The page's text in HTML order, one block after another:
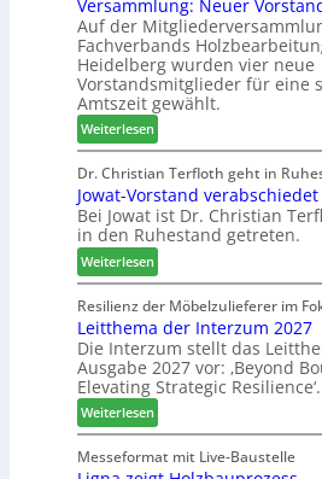
6
h
e
r
z
a
h
l
e
n
l
f
t
b
e
i
P
r
o
d
u
k
t
s
u
c
h
e
f
o
r
d
e
r
t
N
a
c
h
b
e
s
s
e
r
u
n
g
e
Versammlung: Neuer
Auf der
Fachverbands
Heidelberg wurden vier neue
Vorstandsmitglieder für eine
Amtszeit gewählt.
Weiterlesen:
V
e
r
s
a
m
l
u
n
g
:
N
e
u
e
Dr. Christian Terfloth geht in
Jowat-Vorstand verabschiedet
Bei Jowat ist Dr. Christian
in den Ruhestand getreten.
Weiterlesen:
J
o
w
a
t
-
V
o
r
Resilienz der Möbelzulieferer im
Leitthema der Interzum 2027
Die Interzum stellt das
Ausgabe 2027 vor: ‚Beyond
Elevating Strategic Resilience‘.
Weiterlesen:
L
e
Messeformat mit Live-Baustelle